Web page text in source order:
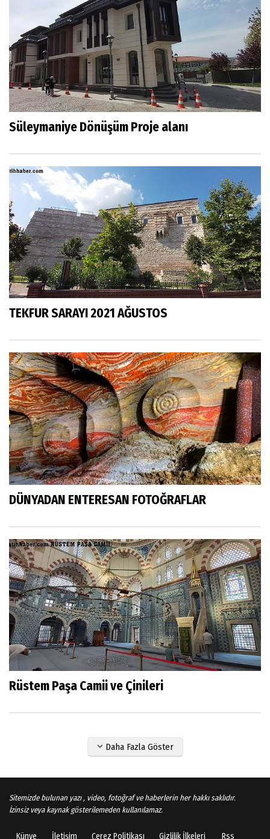
Süleymaniye Dönüşüm Proje alanı
TEKFUR SARAYI 2021 AĞUSTOS
DÜNYADAN ENTERESAN FOTOĞRAFLAR
Rüstem Paşa Camii ve Çinileri
Daha Fazla Göster
Sitemizde bulunan yazı , video, fotoğraf ve haberlerin her hakkı saklıdır.
İzinsiz veya kaynak gösterilemeden kullanılamaz.
Künye İletişim Çerez Politikası Gizlilik İlkeleri Rss